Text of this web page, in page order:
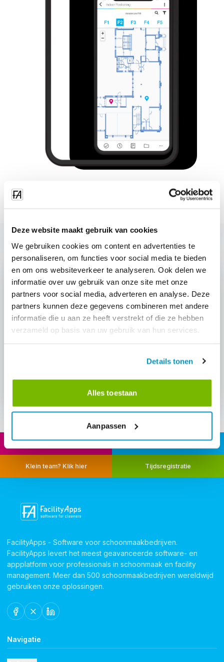
Deze website maakt gebruik van cookies
We gebruiken cookies om content en advertenties te
personaliseren, om functies voor social media te bieden
en om ons websiteverkeer te analyseren. Ook delen we
informatie over uw gebruik van onze site met onze
partners voor social media, adverteren en analyse. Deze
partners kunnen deze gegevens combineren met andere
informatie die u aan ze heeft verstrekt of die ze hebben
verzameld op basis van uw gebruik van hun services.
Details tonen
Alles toestaan
Aanpassen
Interesse in: "Indoor Positionering"?
Vraag een demo aan en ontdek hoe deze module jouw
Klein team? Klik hier Tijdsregistratie
FacilityApps - Software voor schoonmaakbedrijven.
FacilityApps levert het meest geavanceerde software- en
appplatform voor professionals in schoonmaak en facility
management. Meer dan 500 schoonmaakbedrijven wereldwijd
gebruiken onze oplossingen.
Navigatie